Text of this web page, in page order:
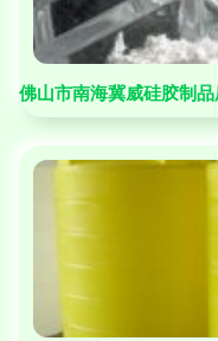
佛山市南海冀威硅胶制